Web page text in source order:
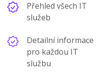
Přehled všech IT
služeb
Detailní informace
pro každou IT
službu